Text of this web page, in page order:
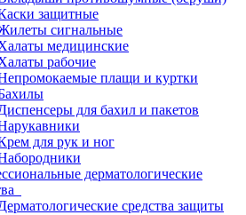
защитные
сигнальные
медицинские
рабочие
плащи и куртки
для бахил и пакетов
для рук и ног
дерматологические
средства защиты